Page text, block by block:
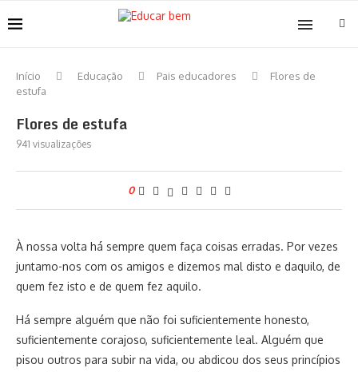
Início Educação Pais educadores
Flores de
estufa
Flores de estufa
941 visualizações
0
À nossa volta há sempre quem faça coisas erradas. Por vezes
juntamo-nos com os amigos e dizemos mal disto e daquilo, de
quem fez isto e de quem fez aquilo.
Há sempre alguém que não foi suficientemente honesto,
suficientemente corajoso, suficientemente leal. Alguém que
pisou outros para subir na vida, ou abdicou dos seus princípios